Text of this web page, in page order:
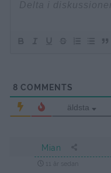
8 COMMENTS
äldsta
Mian
11 år sedan